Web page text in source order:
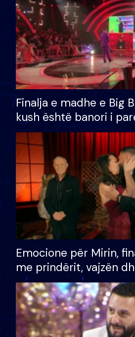
Finalja e madhe e Big
kush është banori i
shtëpinë dhe humb
të fituar çmimin e
Emocione për Mirin,
me prindërit, vajzën
bashkëshorten:
divorci apo jo?